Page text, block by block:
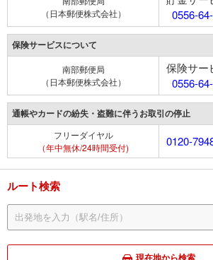
（日本郵便株式会社）
0556-
保険サービスについて
南部郵便局
（日本郵便株式会社）
保険サー
0556-
通帳やカードの紛失・盗難に伴うお取引の停止
フリーダイヤル
（年中無休/24時間受付)
0120-
ルート検索
現在地から検索